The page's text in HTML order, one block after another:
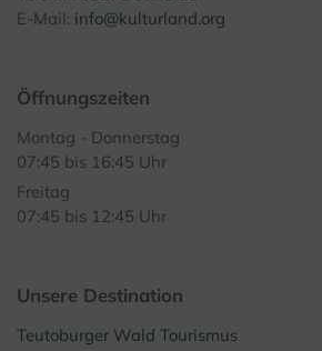
E-Mail: info@kulturland.org
Öffnungszeiten
Montag - Donnerstag
07:45 bis 16:45 Uhr
Freitag
07:45 bis 12:45 Uhr
Unsere Destination
Teutoburger Wald Tourismus